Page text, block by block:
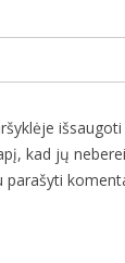
kad jų
parašyti